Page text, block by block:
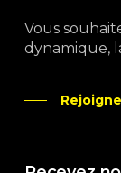
Vous
dynamique,